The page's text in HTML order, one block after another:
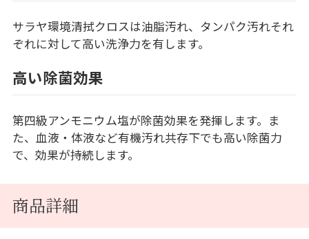
サラヤ環境清拭クロスは油脂汚れ、タンパク汚れそれ
ぞれに対して高い洗浄力を有します。
高い除菌効果
第四級アンモニウム塩が除菌効果を発揮します。ま
た、血液・体液など有機汚れ共存下でも高い除菌力
で、効果が持続します。
商品詳細